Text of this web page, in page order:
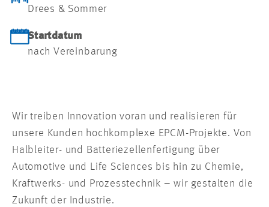
Drees & Sommer
Startdatum
nach Vereinbarung
Wir treiben Innovation voran und realisieren für
unsere Kunden hochkomplexe EPCM-Projekte. Von
Halbleiter- und Batteriezellenfertigung über
Automotive und Life Sciences bis hin zu Chemie,
Kraftwerks- und Prozesstechnik – wir gestalten die
Zukunft der Industrie.